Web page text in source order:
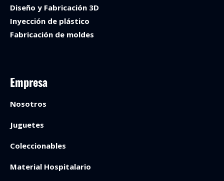
Diseño y Fabricación 3D
Inyección de plástico
Fabricación de moldes
Empresa
Nosotros
Juguetes
Coleccionables
Material Hospitalario